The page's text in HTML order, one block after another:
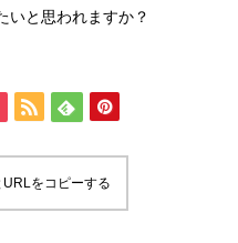
いと思われますか？
をコピーする